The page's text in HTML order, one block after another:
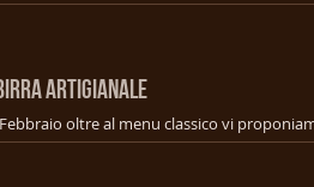
ARTIGIANALE